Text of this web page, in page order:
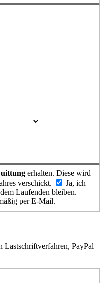
erhalten. Diese wird
verschickt.
Ja, ich
Laufenden bleiben.
per E-Mail.
Lastschrift­verfahren, PayPal